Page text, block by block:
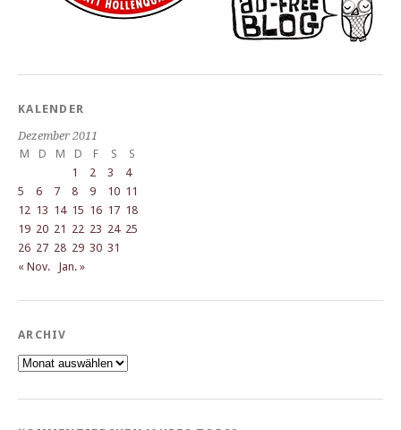
KALENDER
Dezember 2011
M
D M D F S
S
1
2 3
4
5
6 7 8 9 10 11
12 13 14 15 16 17 18
19 20 21 22 23 24 25
26 27 28 29 30 31
« Nov.
Jan. »
ARCHIV
Archiv